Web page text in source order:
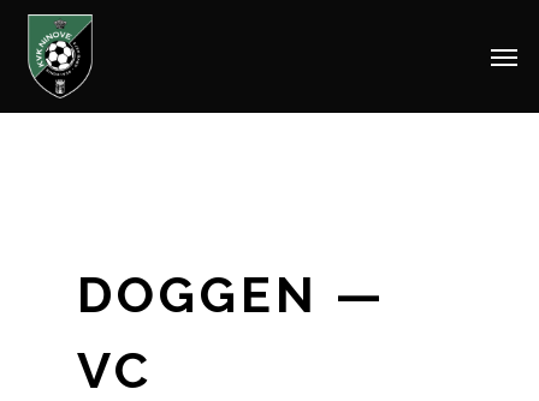
Skip
DOGGEN —
VC